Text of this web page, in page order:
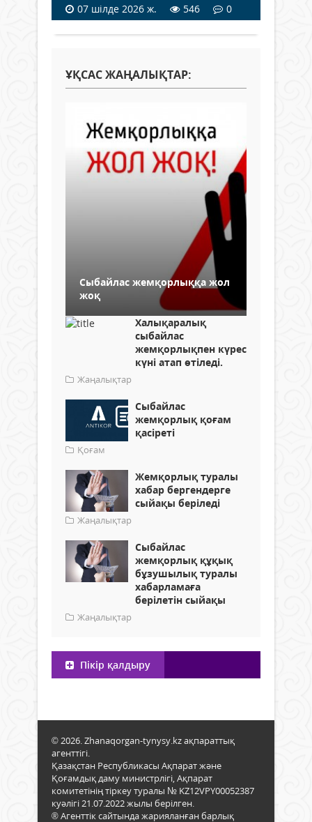
07 шілде 2026 ж.
546 0
ҰҚСАС ЖАҢАЛЫҚТАР:
Сыбайлас жемқорлыққа жол
жоқ
Халықаралық
сыбайлас
жемқорлықпен күрес
күні атап өтіледі.
Жаңалықтар
Сыбайлас
жемқорлық қоғам
қасіреті
Қоғам
Жемқорлық туралы
хабар бергендерге
сыйақы беріледі
Жаңалықтар
Сыбайлас
жемқорлық құқық
бұзушылық туралы
хабарламаға
берілетін сыйақы
Жаңалықтар
Пікір қалдыру
© 2026. Zhanaqorgan-tynysy.kz ақпараттық
агенттігі.
Қазақстан Республикасы Ақпарат және
Қоғамдық даму министрлігі, Ақпарат
комитетінің тіркеу туралы № KZ12VPY00052387
куәлігі 21.07.2022 жылы берілген.
® Агенттік сайтында жарияланған барлық